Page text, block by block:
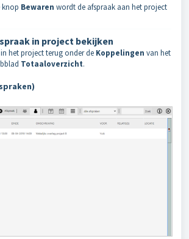
knop Bewaren wordt de afspraak aan het project
in project bekijken
het project terug onder de Koppelingen van het
Totaaloverzicht.